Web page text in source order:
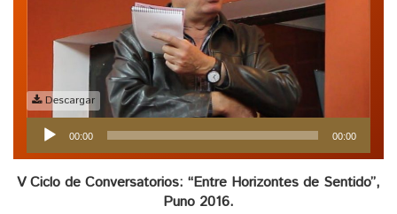
Descargar
Reproductor
de
audio
00:00 00:00
V Ciclo de Conversatorios: “Entre Horizontes de Sentido”,
Puno 2016.